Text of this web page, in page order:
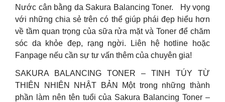
Nước cân bằng da Sakura Balancing Toner. Hy vọng
với những chia sẻ trên có thể giúp phái đẹp hiểu hơn
về tầm quan trọng của sữa rửa mặt và Toner để chăm
sóc da khỏe đẹp, rạng ngời. Liên hệ hotline hoặc
Fanpage nếu cần sự tư vấn thêm của chuyên gia!
SAKURA BALANCING TONER – TINH TÚY TỪ
THIÊN NHIÊN NHẬT BẢN Một trong những thành
phần làm nên tên tuổi của Sakura Balancing Toner –